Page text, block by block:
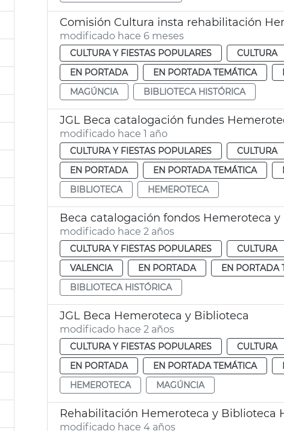
Comisión Cultura insta rehabilitación
modificado hace 6 meses
CULTURA Y FIESTAS POPULARES CULTURA
EN PORTADA
EN PORTADA TEMÁTICA
MAGÚNCIA
BIBLIOTECA HISTÓRICA
JGL Beca catalogación fundes
modificado hace 1 año
CULTURA Y FIESTAS POPULARES CULTURA
EN PORTADA
EN PORTADA TEMÁTICA
BIBLIOTECA
HEMEROTECA
Beca catalogación fondos Hemeroteca
modificado hace 2 años
CULTURA Y FIESTAS POPULARES CULTURA
VALENCIA
EN PORTADA EN PORTADA
BIBLIOTECA HISTÓRICA
JGL Beca Hemeroteca y Biblioteca
modificado hace 2 años
CULTURA Y FIESTAS POPULARES CULTURA
EN PORTADA
EN PORTADA TEMÁTICA
HEMEROTECA
MAGÚNCIA
Rehabilitación Hemeroteca y Biblioteca
modificado hace 4 años